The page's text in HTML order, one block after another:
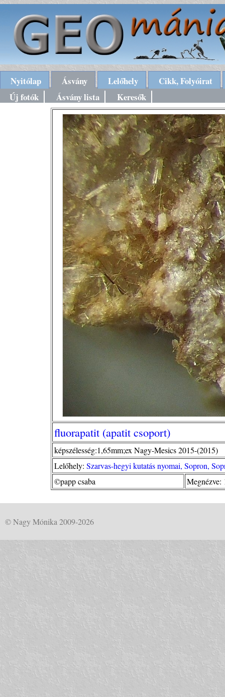
Nyitólap Ásvány Lelőhely
Cikk, Folyóirat
Új fotók
Ásvány lista Keresők
fluorapatit (apatit csoport)
képszélesség:1,65mm;ex Nagy-Mesics 2015-(2015)
Lelőhely: Szarvas-hegyi kutatás nyomai, Sopron,
©papp csaba
Megnézve:
© Nagy Mónika 2009-2026